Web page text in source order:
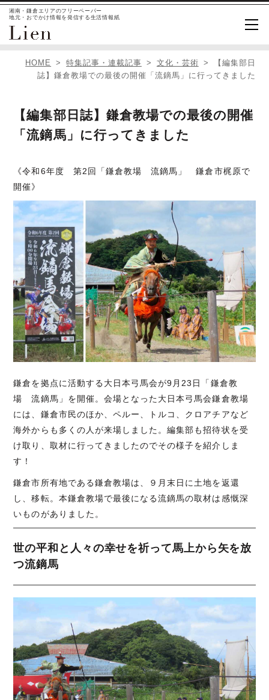
湘南・鎌倉エリアのフリーペーパー
地元・おでかけ情報を発信する生活情報紙
HOME 特集記事・連載記事 文化・芸術
【編集部日
誌】鎌倉教場での最後の開催「流鏑馬」に行ってきました
【編集部日誌】鎌倉教場での最後の開催
「流鏑馬」に行ってきました
《令和6年度 第2回「鎌倉教場 流鏑馬」 鎌倉市梶原で
開催》
鎌倉を拠点に活動する大日本弓馬会が9月23日「鎌倉教
場 流鏑馬」を開催。会場となった大日本弓馬会鎌倉教場
には、鎌倉市民のほか、ペルー、トルコ、クロアチアなど
海外からも多くの人が来場しました。編集部も招待状を受
け取り、取材に行ってきましたのでその様子を紹介しま
す！
鎌倉市所有地である鎌倉教場は、９月末日に土地を返還
し、移転。本鎌倉教場で最後になる流鏑馬の取材は感慨深
いものがありました。
世の平和と人々の幸せを祈って馬上から矢を放
つ流鏑馬